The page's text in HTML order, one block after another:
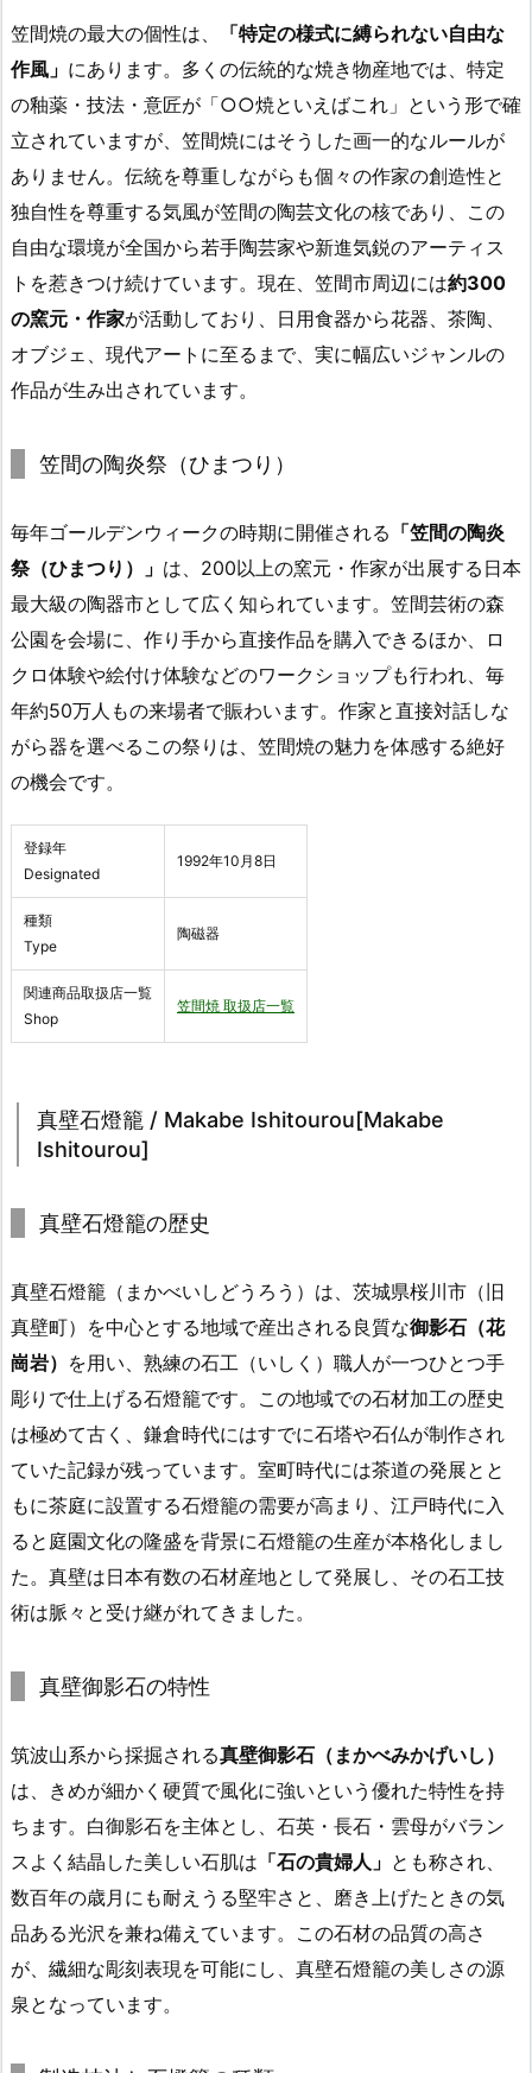
笠間焼の最大の個性は、
「特定の様式に縛られない自由な
作風」 にあります。多くの伝統的な焼き物産地では、特定
の釉薬・技法・意匠が「○○焼といえばこれ」という形で確
立されていますが、笠間焼にはそうした画一的なルールが
ありません。伝統を尊重しながらも個々の作家の創造性と
独自性を尊重する気風が笠間の陶芸文化の核であり、この
自由な環境が全国から若手陶芸家や新進気鋭のアーティス
トを惹きつけ続けています。現在、笠間市周辺には約300
の窯元・作家が活動しており、日用食器から花器、茶陶、
オブジェ、現代アートに至るまで、実に幅広いジャンルの
作品が生み出されています。
笠間の陶炎祭（ひまつり）
毎年ゴールデンウィークの時期に開催される 「笠間の陶炎
祭（ひまつり）」 は、200以上の窯元・作家が出展する日本
最大級の陶器市として広く知られています。笠間芸術の森
公園を会場に、作り手から直接作品を購入できるほか、ロ
クロ体験や絵付け体験などのワークショップも行われ、毎
年約50万人もの来場者で賑わいます。作家と直接対話しな
がら器を選べるこの祭りは、笠間焼の魅力を体感する絶好
の機会です。
登録年
Designated
1992年10月8日
種類
Type
陶磁器
関連商品取扱店一覧
Shop
笠間焼 取扱店一覧
真壁石燈籠 / Makabe Ishitourou[Makabe
Ishitourou]
真壁石燈籠の歴史
真壁石燈籠（まかべいしどうろう）は、茨城県桜川市（旧
真壁町）を中心とする地域で産出される良質な御影石（花
崗岩） を用い、熟練の石工（いしく）職人が一つひとつ手
彫りで仕上げる石燈籠です。この地域での石材加工の歴史
は極めて古く、鎌倉時代にはすでに石塔や石仏が制作され
ていた記録が残っています。室町時代には茶道の発展とと
もに茶庭に設置する石燈籠の需要が高まり、江戸時代に入
ると庭園文化の隆盛を背景に石燈籠の生産が本格化しまし
た。真壁は日本有数の石材産地として発展し、その石工技
術は脈々と受け継がれてきました。
真壁御影石の特性
筑波山系から採掘される真壁御影石（まかべみかげいし）
は、きめが細かく硬質で風化に強いという優れた特性を持
ちます。白御影石を主体とし、石英・長石・雲母がバラン
スよく結晶した美しい石肌は 「石の貴婦人」 とも称され、
数百年の歳月にも耐えうる堅牢さと、磨き上げたときの気
品ある光沢を兼ね備えています。この石材の品質の高さ
が、繊細な彫刻表現を可能にし、真壁石燈籠の美しさの源
泉となっています。